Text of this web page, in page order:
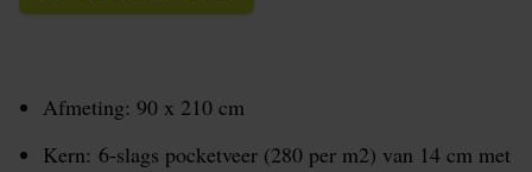
Afmeting: 90 x 210 cm
Kern: 6-slags pocketveer (280 per m2) van 14 cm met